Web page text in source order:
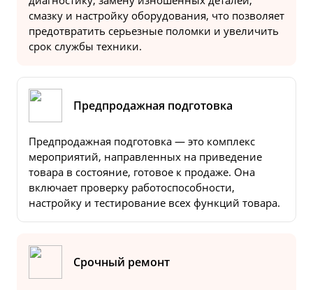
смазку и настройку оборудования, что позволяет
предотвратить серьезные поломки и увеличить
срок службы техники.
Предпродажная подготовка
Предпродажная подготовка — это комплекс
мероприятий, направленных на приведение
товара в состояние, готовое к продаже. Она
включает проверку работоспособности,
настройку и тестирование всех функций товара.
Срочный ремонт